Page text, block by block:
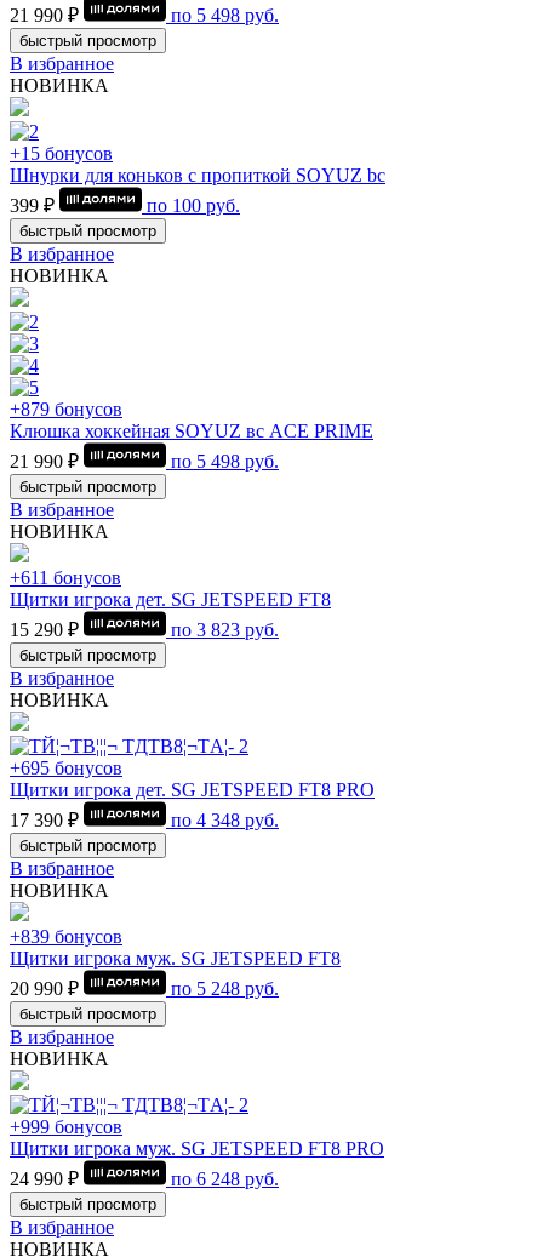
21 990 ₽ по 5 498 руб.
быстрый просмотр
В избранное
НОВИНКА
+15 бонусов
Шнурки для коньков с пропиткой SOYUZ bc
399 ₽
по 100 руб.
быстрый просмотр
В избранное
НОВИНКА
+879 бонусов
Клюшка хоккейная SOYUZ вс ACE PRIME
21 990 ₽
по 5 498 руб.
быстрый просмотр
В избранное
НОВИНКА
+611 бонусов
Щитки игрока дет. SG JETSPEED FT8
15 290 ₽
по 3 823 руб.
быстрый просмотр
В избранное
НОВИНКА
+695 бонусов
Щитки игрока дет. SG JETSPEED FT8 PRO
17 390 ₽
по 4 348 руб.
быстрый просмотр
В избранное
НОВИНКА
+839 бонусов
Щитки игрока муж. SG JETSPEED FT8
20 990 ₽
по 5 248 руб.
быстрый просмотр
В избранное
НОВИНКА
+999 бонусов
Щитки игрока муж. SG JETSPEED FT8 PRO
24 990 ₽
по 6 248 руб.
быстрый просмотр
В избранное
НОВИНКА